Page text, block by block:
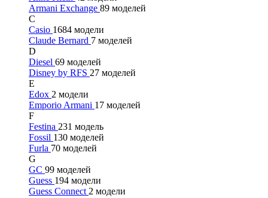
Armani Exchange 89 моделей
C
Casio 1684 модели
Claude Bernard 7 моделей
D
Diesel 69 моделей
Disney by RFS 27 моделей
E
Edox 2 модели
Emporio Armani 17 моделей
F
Festina 231 модель
Fossil 130 моделей
Furla 70 моделей
G
GC 99 моделей
Guess 194 модели
Guess Connect 2 модели